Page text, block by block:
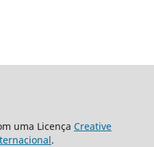
uma Licença Creative
.